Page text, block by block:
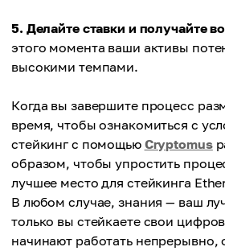
5. Делайте ставки и получайте
этого момента ваши активы
высокими темпами.
Когда вы завершите процесс
время, чтобы ознакомиться с
стейкинг с помощью Cryptomus
образом, чтобы упростить
лучшее место для стейкинга
В любом случае, знания — ваш
только вы стейкаете свои
начинают работать непрерывно,